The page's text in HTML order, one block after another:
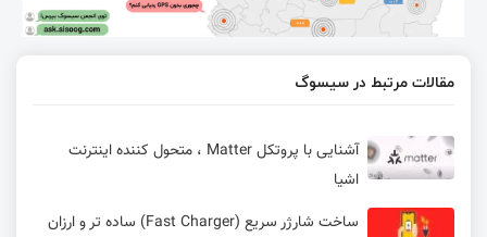
مقالات مرتبط در سیسوگ
آشنایی با پروتکل Matter ، متحول کننده اینترنت
اشیا
ساخت شارژر سریع (Fast Charger) ساده تر و ارزان